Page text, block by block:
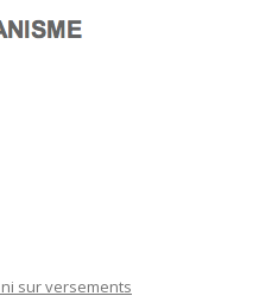
sur versements